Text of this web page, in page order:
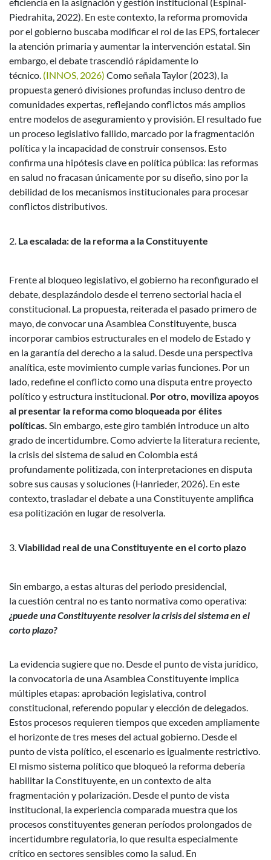
Piedrahita, 2022). En este contexto, la reforma promovida
por el gobierno buscaba modificar el rol de las EPS, fortalecer
la atención primaria y aumentar la intervención estatal. Sin
embargo, el debate trascendió rápidamente lo
técnico. (INNOS, 2026) Como señala Taylor (2023), la
propuesta generó divisiones profundas incluso dentro de
comunidades expertas, reflejando conflictos más amplios
entre modelos de aseguramiento y provisión. El resultado fue
un proceso legislativo fallido, marcado por la fragmentación
política y la incapacidad de construir consensos. Esto
confirma una hipótesis clave en política pública: las reformas
en salud no fracasan únicamente por su diseño, sino por la
debilidad de los mecanismos institucionales para procesar
conflictos distributivos.
La escalada: de la reforma a la Constituyente
Frente al bloqueo legislativo, el gobierno ha reconfigurado el
debate, desplazándolo desde el terreno sectorial hacia el
constitucional. La propuesta, reiterada el pasado primero de
mayo, de convocar una Asamblea Constituyente, busca
incorporar cambios estructurales en el modelo de Estado y
en la garantía del derecho a la salud. Desde una perspectiva
analítica, este movimiento cumple varias funciones. Por un
lado, redefine el conflicto como una disputa entre proyecto
político y estructura institucional. Por otro, moviliza apoyos
al presentar la reforma como bloqueada por élites
políticas. Sin embargo, este giro también introduce un alto
grado de incertidumbre. Como advierte la literatura reciente,
la crisis del sistema de salud en Colombia está
profundamente politizada, con interpretaciones en disputa
sobre sus causas y soluciones (Hanrieder, 2026). En este
contexto, trasladar el debate a una Constituyente amplifica
esa politización en lugar de resolverla.
Viabilidad real de una Constituyente en el corto plazo
Sin embargo, a estas alturas del periodo presidencial,
la cuestión central no es tanto normativa como operativa:
¿puede una Constituyente resolver la crisis del sistema en el
corto plazo?
La evidencia sugiere que no. Desde el punto de vista jurídico,
la convocatoria de una Asamblea Constituyente implica
múltiples etapas: aprobación legislativa, control
constitucional, referendo popular y elección de delegados.
Estos procesos requieren tiempos que exceden ampliamente
el horizonte de tres meses del actual gobierno. Desde el
punto de vista político, el escenario es igualmente restrictivo.
El mismo sistema político que bloqueó la reforma debería
habilitar la Constituyente, en un contexto de alta
fragmentación y polarización. Desde el punto de vista
institucional, la experiencia comparada muestra que los
procesos constituyentes generan períodos prolongados de
incertidumbre regulatoria, lo que resulta especialmente
crítico en sectores sensibles como la salud. En